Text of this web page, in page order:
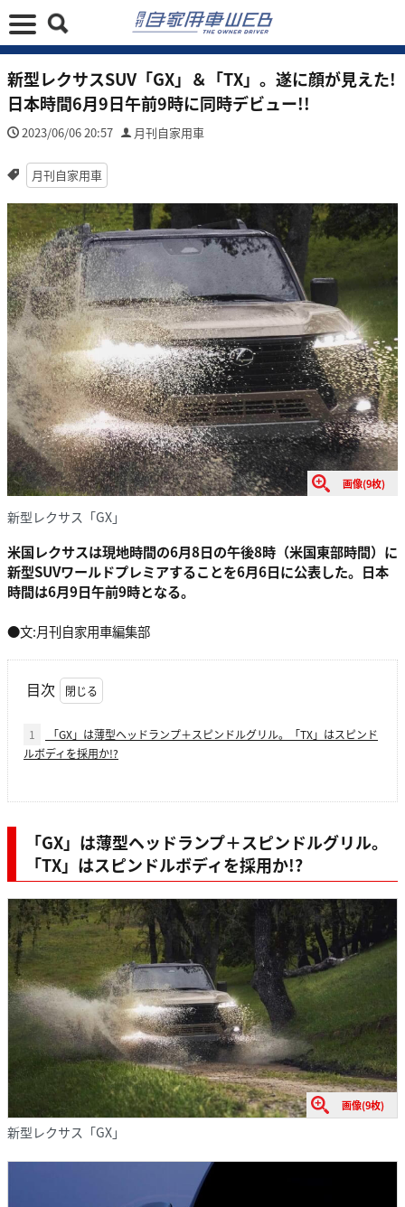
新型レクサスSUV「GX」＆「TX」。遂に顔が見えた!
日本時間6月9日午前9時に同時デビュー!!
2023/06/06 20:57 月刊自家用車
月刊自家用車
画像(9枚)
新型レクサス「GX」
米国レクサスは現地時間の6月8日の午後8時（米国東部時間）に
新型SUVワールドプレミアすることを6月6日に公表した。日本
時間は6月9日午前9時となる。
●文:月刊自家用車編集部
目次
1
「GX」は薄型ヘッドランプ＋スピンドルグリル。「TX」はスピンド
ルボディを採用か!?
「GX」は薄型ヘッドランプ＋スピンドルグリル。
「TX」はスピンドルボディを採用か!?
画像(9枚)
新型レクサス「GX」